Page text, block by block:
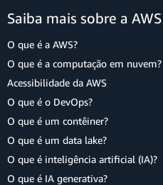
Saiba mais sobre a AWS
O que é a AWS?
O que é a computação em nuvem?
Acessibilidade da AWS
O que é o DevOps?
O que é um contêiner?
O que é um data lake?
O que é inteligência artificial (IA)?
O que é IA generativa?